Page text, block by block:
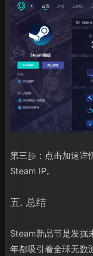
第三步：点击加速详
Steam IP。
五. 总结
Steam新品节是发掘
年都吸引着全球无数